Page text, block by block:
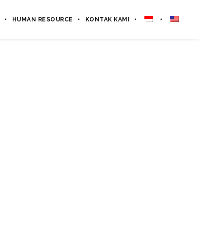
HUMAN RESOURCE KONTAK KAMI